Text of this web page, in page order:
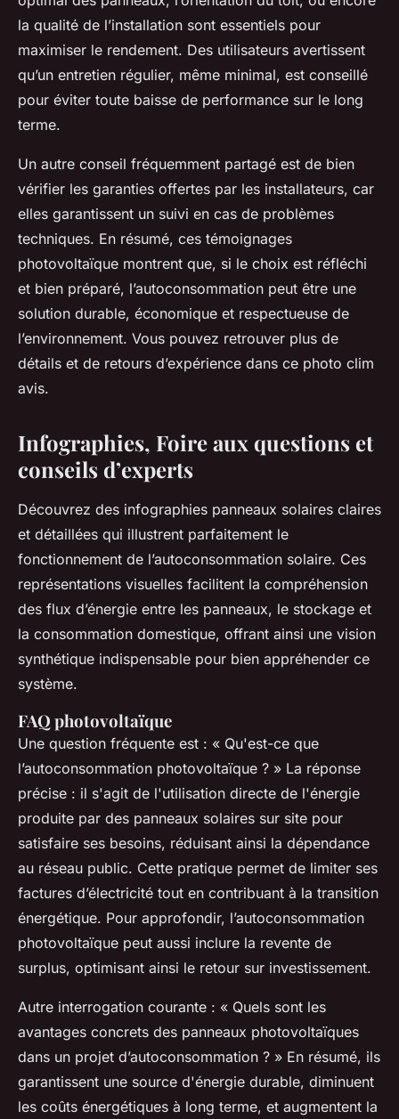
la qualité de l’installation sont essentiels pour
maximiser le rendement. Des utilisateurs avertissent
qu’un entretien régulier, même minimal, est conseillé
pour éviter toute baisse de performance sur le long
terme.
Un autre conseil fréquemment partagé est de bien
vérifier les garanties offertes par les installateurs, car
elles garantissent un suivi en cas de problèmes
techniques. En résumé, ces témoignages
photovoltaïque montrent que, si le choix est réfléchi
et bien préparé, l’autoconsommation peut être une
solution durable, économique et respectueuse de
l’environnement. Vous pouvez retrouver plus de
détails et de retours d’expérience dans ce photo clim
avis.
Infographies, Foire aux questions et
conseils d’experts
Découvrez des infographies panneaux solaires claires
et détaillées qui illustrent parfaitement le
fonctionnement de l’autoconsommation solaire. Ces
représentations visuelles facilitent la compréhension
des flux d’énergie entre les panneaux, le stockage et
la consommation domestique, offrant ainsi une vision
synthétique indispensable pour bien appréhender ce
système.
FAQ photovoltaïque
Une question fréquente est : « Qu'est-ce que
l’autoconsommation photovoltaïque ? » La réponse
précise : il s'agit de l'utilisation directe de l'énergie
produite par des panneaux solaires sur site pour
satisfaire ses besoins, réduisant ainsi la dépendance
au réseau public. Cette pratique permet de limiter ses
factures d’électricité tout en contribuant à la transition
énergétique. Pour approfondir, l’autoconsommation
photovoltaïque peut aussi inclure la revente de
surplus, optimisant ainsi le retour sur investissement.
Autre interrogation courante : « Quels sont les
avantages concrets des panneaux photovoltaïques
dans un projet d’autoconsommation ? » En résumé, ils
garantissent une source d'énergie durable, diminuent
les coûts énergétiques à long terme, et augmentent la